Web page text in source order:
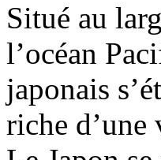
Situé au
l’océan
japonais
riche d’une